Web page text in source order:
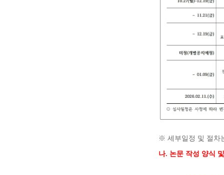
※ 세부일정 및 절차
나. 논문 작성 양식